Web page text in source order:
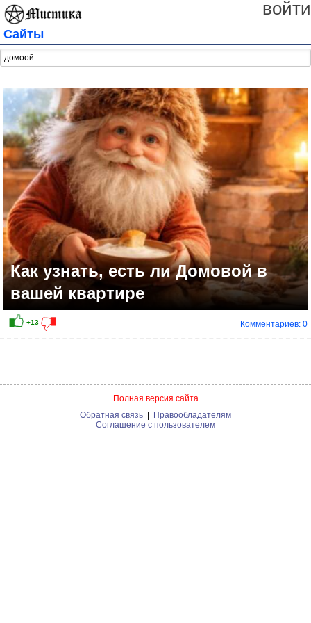
войти
Сайты
Как узнать, есть ли Домовой в
вашей квартире
Комментариев: 0
Полная версия сайта
Обратная связь | Правообладателям
Соглашение с пользователем